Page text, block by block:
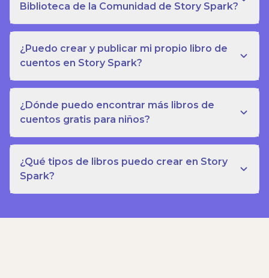
Biblioteca de la Comunidad de Story Spark?
¿Puedo crear y publicar mi propio libro de
cuentos en Story Spark?
¿Dónde puedo encontrar más libros de
cuentos gratis para niños?
¿Qué tipos de libros puedo crear en Story
Spark?